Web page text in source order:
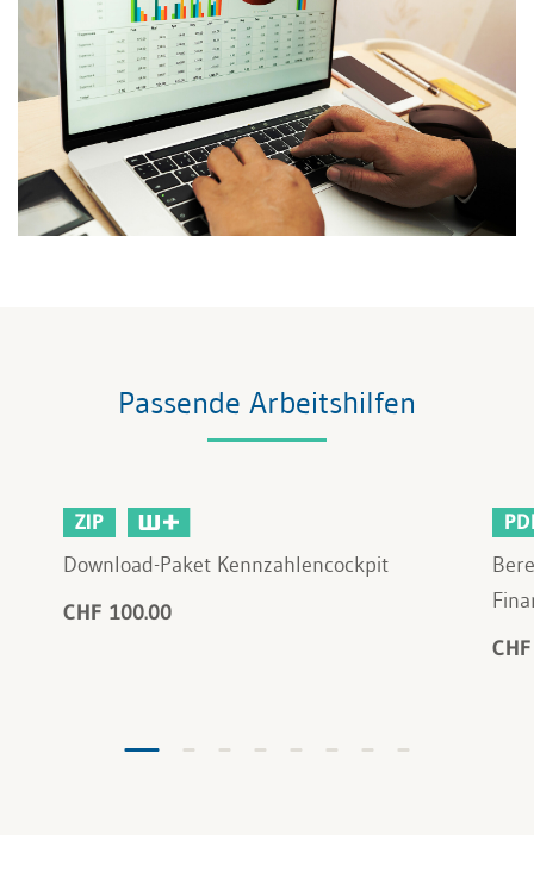
Passende Arbeitshilfen
ZIP
Download-Paket Kennzahlencockpit
CHF 100.00